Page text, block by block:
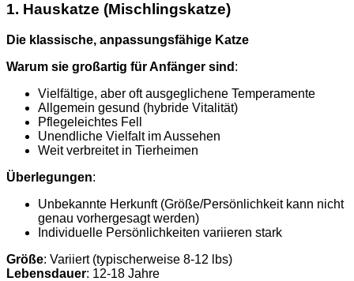
1. Hauskatze (Mischlingskatze)
Die klassische, anpassungsfähige Katze
Warum sie großartig für Anfänger sind :
Vielfältige, aber oft ausgeglichene Temperamente
Allgemein gesund (hybride Vitalität)
Pflegeleichtes Fell
Unendliche Vielfalt im Aussehen
Weit verbreitet in Tierheimen
Überlegungen:
Unbekannte Herkunft (Größe/Persönlichkeit kann nicht
genau vorhergesagt werden)
Individuelle Persönlichkeiten variieren stark
Größe: Variiert (typischerweise 8-12 lbs)
Lebensdauer: 12-18 Jahre